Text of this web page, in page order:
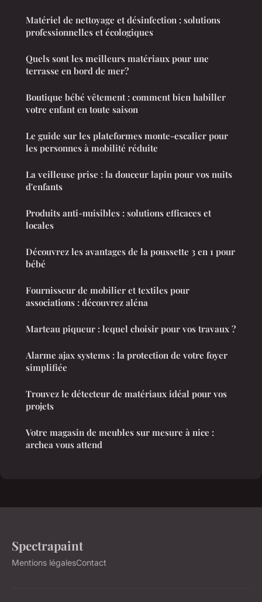
Matériel de nettoyage et désinfection : solutions
professionnelles et écologiques
Quels sont les meilleurs matériaux pour une
terrasse en bord de mer?
Boutique bébé vêtement : comment bien habiller
votre enfant en toute saison
Le guide sur les plateformes monte-escalier pour
les personnes à mobilité réduite
La veilleuse prise : la douceur lapin pour vos nuits
d'enfants
Produits anti-nuisibles : solutions efficaces et
locales
Découvrez les avantages de la poussette 3 en 1 pour
bébé
Fournisseur de mobilier et textiles pour
associations : découvrez aléna
Marteau piqueur : lequel choisir pour vos travaux ?
Alarme ajax systems : la protection de votre foyer
simplifiée
Trouvez le détecteur de matériaux idéal pour vos
projets
Votre magasin de meubles sur mesure à nice :
archea vous attend
Spectrapaint
Mentions légalesContact